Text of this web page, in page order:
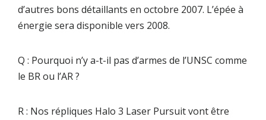
d’autres bons détaillants en octobre 2007. L’épée à
énergie sera disponible vers 2008.
Q : Pourquoi n’y a-t-il pas d’armes de l’UNSC comme
le BR ou l’AR ?
R : Nos répliques Halo 3 Laser Pursuit vont être